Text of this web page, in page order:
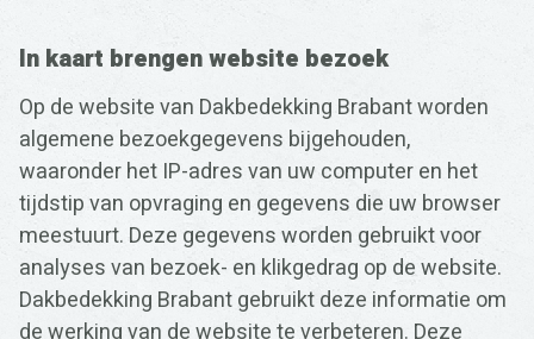
In kaart brengen website bezoek
Op de website van Dakbedekking Brabant worden
algemene bezoekgegevens bijgehouden,
waaronder het IP-adres van uw computer en het
tijdstip van opvraging en gegevens die uw browser
meestuurt. Deze gegevens worden gebruikt voor
analyses van bezoek- en klikgedrag op de website.
Dakbedekking Brabant gebruikt deze informatie om